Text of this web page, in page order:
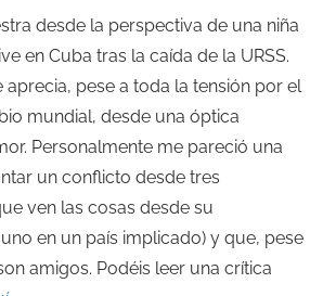
desde la perspectiva de una niña
en Cuba tras la caída de la URSS.
aprecia, pese a toda la tensión por el
mundial, desde una óptica
Personalmente me pareció una
un conflicto desde tres
ven las cosas desde su
en un país implicado) y que, pese
amigos. Podéis leer una crítica